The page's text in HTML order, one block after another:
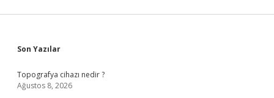
Sidebar
Son Yazılar
Topografya cihazı nedir ?
Ağustos 8, 2026